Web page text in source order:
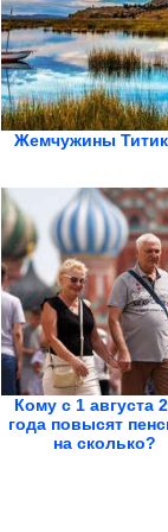
Жемчужины
Кому с 1 августа
года повысят
на сколько?